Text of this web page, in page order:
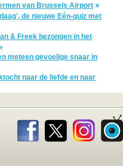
van Brussels Airport
de nieuwe Eén-quiz met
& Freek bezongen in het
meteen gevoelige snaar in
naar de liefde en naar